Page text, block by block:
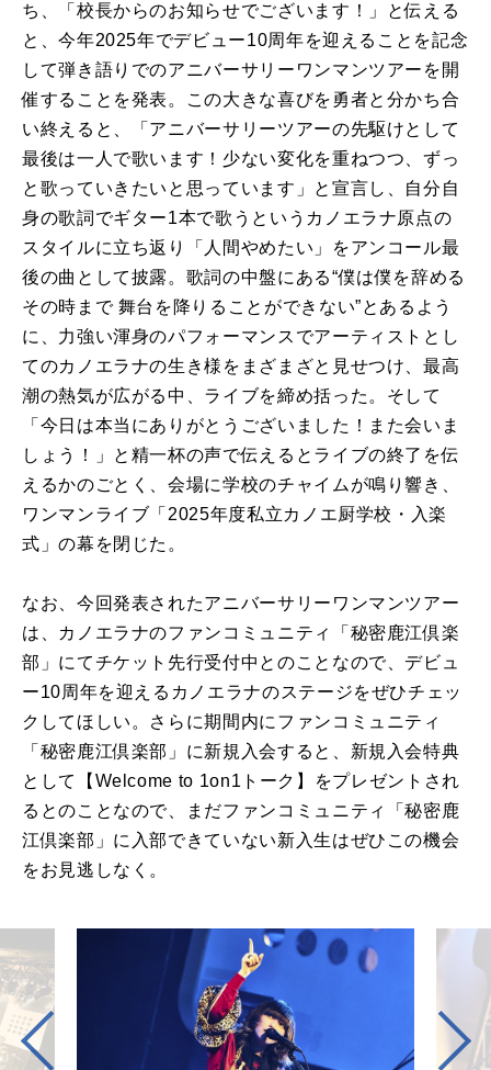
ち、「校長からのお知らせでございます！」と伝える
と、今年2025年でデビュー10周年を迎えることを記念
して弾き語りでのアニバーサリーワンマンツアーを開
催することを発表。この大きな喜びを勇者と分かち合
い終えると、「アニバーサリーツアーの先駆けとして
最後は一人で歌います！少ない変化を重ねつつ、ずっ
と歌っていきたいと思っています」と宣言し、自分自
身の歌詞でギター1本で歌うというカノエラナ原点の
スタイルに立ち返り「人間やめたい」をアンコール最
後の曲として披露。歌詞の中盤にある“僕は僕を辞める
その時まで 舞台を降りることができない”とあるよう
に、力強い渾身のパフォーマンスでアーティストとし
てのカノエラナの生き様をまざまざと見せつけ、最高
潮の熱気が広がる中、ライブを締め括った。そして
「今日は本当にありがとうございました！また会いま
しょう！」と精一杯の声で伝えるとライブの終了を伝
えるかのごとく、会場に学校のチャイムが鳴り響き、
ワンマンライブ「2025年度私⽴カノエ厨学校・⼊楽
式」の幕を閉じた。
なお、今回発表されたアニバーサリーワンマンツアー
は、カノエラナのファンコミュニティ「秘密鹿江倶楽
部」にてチケット先行受付中とのことなので、デビュ
ー10周年を迎えるカノエラナのステージをぜひチェッ
クしてほしい。さらに期間内にファンコミュニティ
「秘密鹿江倶楽部」に新規入会すると、新規入会特典
として【Welcome to 1on1トーク】をプレゼントされ
るとのことなので、まだファンコミュニティ「秘密鹿
江倶楽部」に入部できていない新入生はぜひこの機会
をお見逃しなく。